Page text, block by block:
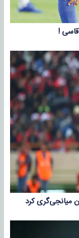
!
میانجی‌گری کرد